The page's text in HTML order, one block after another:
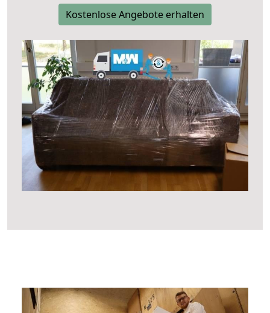
Kostenlose Angebote erhalten